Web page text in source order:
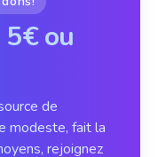
5€ ou
de
modeste, fait la
rejoignez